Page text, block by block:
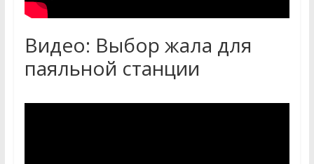
Видео: Выбор жала для
паяльной станции